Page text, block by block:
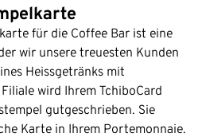
für die Coffee Bar ist eine
wir unsere treuesten Kunden
Heissgetränks mit
wird Ihrem TchiboCard
gutgeschrieben. Sie
Karte in Ihrem Portemonnaie.